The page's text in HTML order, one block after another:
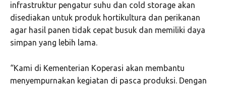
infrastruktur pengatur suhu dan cold storage akan
disediakan untuk produk hortikultura dan perikanan
agar hasil panen tidak cepat busuk dan memiliki daya
simpan yang lebih lama.
“Kami di Kementerian Koperasi akan membantu
menyempurnakan kegiatan di pasca produksi. Dengan